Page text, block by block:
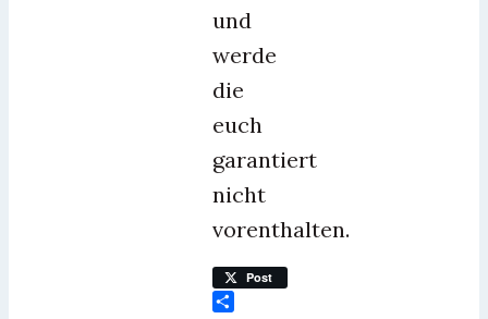
und
werde
die
euch
garantiert
nicht
vorenthalten.
Post